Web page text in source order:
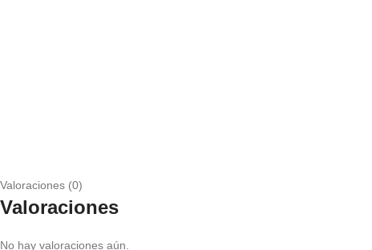
Valoraciones (0)
Valoraciones
No hay valoraciones aún.